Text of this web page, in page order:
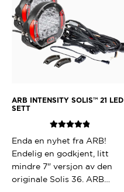
ARB INTENSITY SOLIS™ 21 LED
SETT
av 5
Enda en nyhet fra ARB!
Endelig en godkjent, litt
mindre 7" versjon av den
originale Solis 36. ARB…